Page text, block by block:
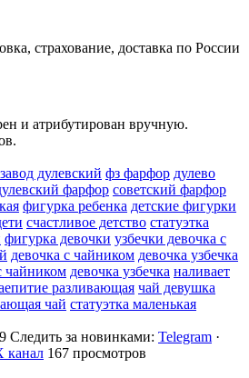
страхование, доставка по России
и атрибутирован вручную.
завод дулевский фз фарфор дулево
фарфор советский фарфор
фигурка ребенка детские фигурки
счастливое детство статуэтка
фигурка девочки узбечки девочка с
девочка с чайником девочка узбечка
чайником девочка узбечка наливает
разливающая чай девушка
чай статуэтка маленькая
Следить за новинками: Telegram ·
канал 167 просмотров